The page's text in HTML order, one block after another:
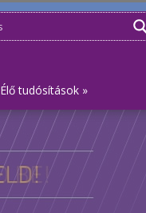
Élő tudósítások »